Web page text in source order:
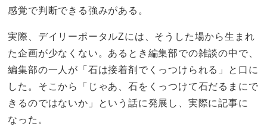
感覚で判断できる強みがある。
実際、デイリーポータルZには、そうした場から生まれ
た企画が少なくない。あるとき編集部での雑談の中で、
編集部の一人が「石は接着剤でくっつけられる」と口に
した。そこから「じゃあ、石をくっつけて石だるまにで
きるのではないか」という話に発展し、実際に記事に
なった。